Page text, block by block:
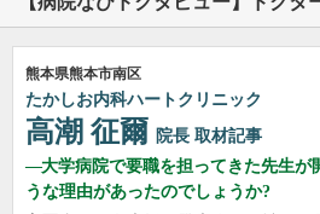
熊本県熊本市南区
たかしお内科ハートクリニック
高潮 征爾 院長 取材記事
大学病院で要職を担ってきた先生が
うな理由があったのでしょうか?